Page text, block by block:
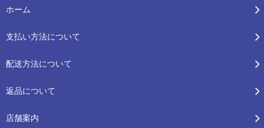
ホーム
支払い方法について
配送方法について
返品について
店舗案内